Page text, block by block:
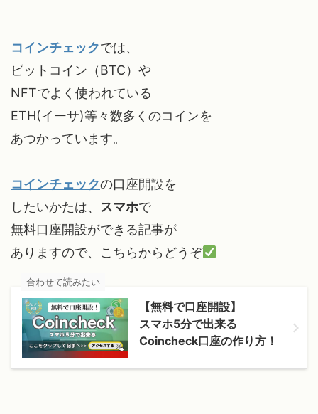
コインチェックでは、
ビットコイン（BTC）や
NFTでよく使われている
ETH(イーサ)等々数多くのコインを
あつかっています。
コインチェックの口座開設を
したいかたは、 スマホで
無料口座開設ができる記事が
ありますので、こちらからどうぞ
【無料で口座開設】
スマホ5分で出来る
Coincheck口座の作り方！
合わせて読みたい